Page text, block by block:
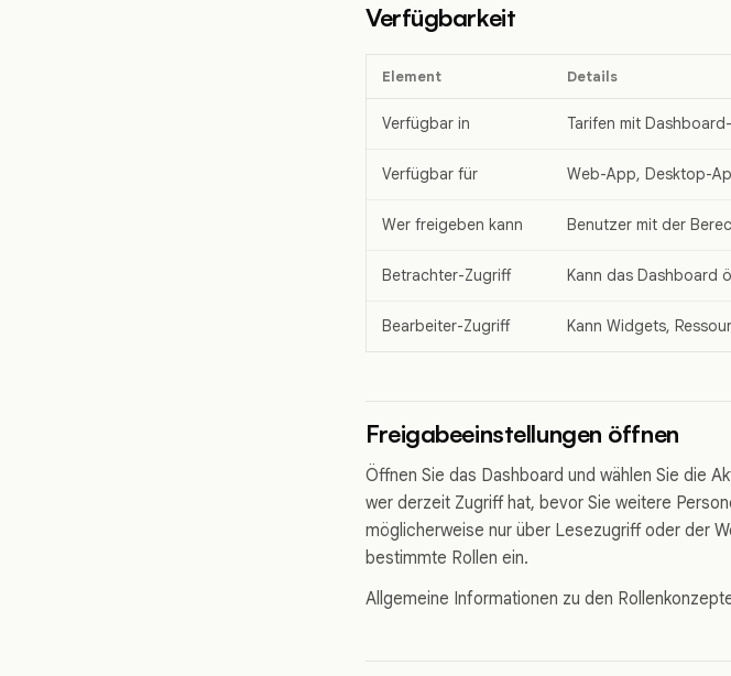
Verfügbarkeit
Element Details
Verfügbar in Tarifen mit
Verfügbar für Web-App, Desktop-
Wer freigeben kann Benutzer mit der
Betrachter-Zugriff Kann das Dashboard
Bearbeiter-Zugriff Kann Widgets,
Freigabeeinstellungen öffnen
Öffnen Sie das Dashboard und wählen Sie die
wer derzeit Zugriff hat, bevor Sie weitere
möglicherweise nur über Lesezugriff oder der
bestimmte Rollen ein.
Allgemeine Informationen zu den